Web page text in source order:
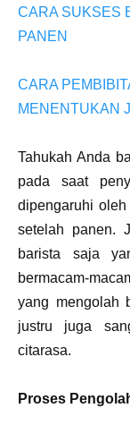
CARA SUKSES
PANEN
CARA
MENENTUKAN
Tahukah Anda
pada saat
dipengaruhi
setelah panen.
barista saja
bermacam-
yang mengolah
justru juga
citarasa.
Proses